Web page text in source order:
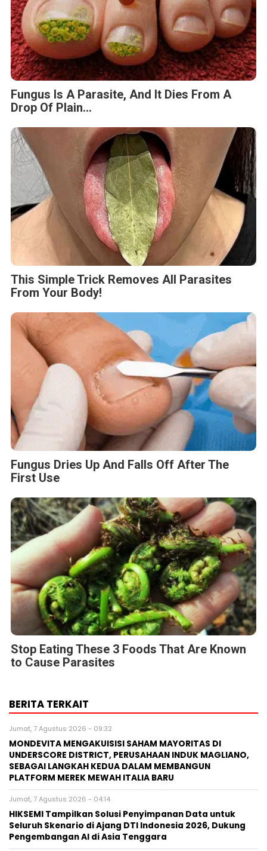
Fungus Is A Parasite, And It Dies From A
Drop Of Plain...
This Simple Trick Removes All Parasites
From Your Body!
Fungus Dries Up And Falls Off After The
First Use
Stop Eating These 3 Foods That Are Known
to Cause Parasites
BERITA TERKAIT
Jumat, 7 Agustus 2026 - 09:32
MONDEVITA MENGAKUISISI SAHAM MAYORITAS DI
UNDERSCORE DISTRICT, PERUSAHAAN INDUK MAGLIANO,
SEBAGAI LANGKAH KEDUA DALAM MEMBANGUN
PLATFORM MEREK MEWAH ITALIA BARU
Jumat, 7 Agustus 2026 - 04:14
HIKSEMI Tampilkan Solusi Penyimpanan Data untuk
Seluruh Skenario di Ajang DTI Indonesia 2026, Dukung
Pengembangan AI di Asia Tenggara